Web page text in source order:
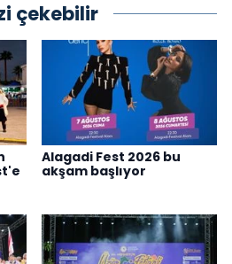
çekebilir
Alagadi Fest 2026 bu
akşam başlıyor